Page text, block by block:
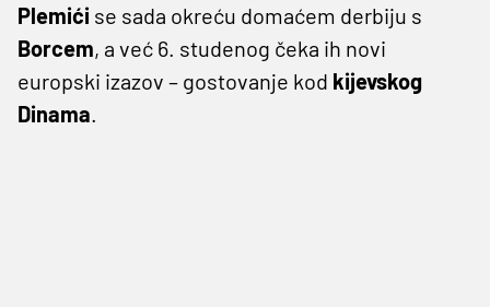
Plemići se sada okreću domaćem derbiju s
Borcem, a već 6. studenog čeka ih novi
europski izazov – gostovanje kod kijevskog
Dinama.